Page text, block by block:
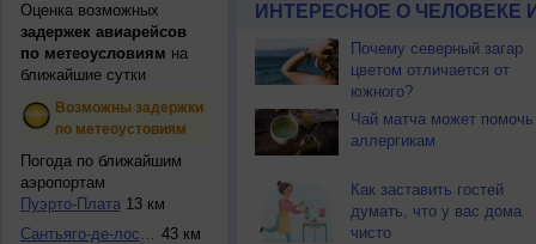
Оценка возможных
задержек авиарейсов
по метеоусловиям на
ближайшие сутки
Возможны задержки
по метеоустовиям
Погода по ближайшим
аэропортам
Пуэрто-Плата13 км
Сантьяго-де-лос-К... 43 км
ИНТЕРЕСНОЕ О ЧЕЛОВЕКЕ
Почему северный загар
цветом отличается от
южного?
Чай матча может помочь
аллергикам
Как заставить гостей
думать, что у вас дома
чисто